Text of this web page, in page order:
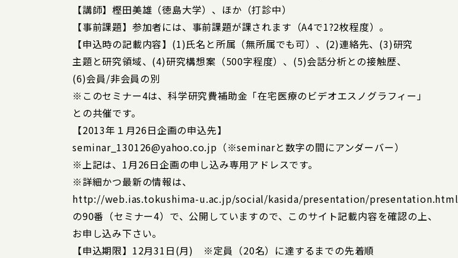
【講師】樫田美雄（徳島大学）、ほか（打診中）
【事前課題】参加者には、事前課題が課されます（A4で1?2枚程度）。
【申込時の記載内容】(1)氏名と所属（無所属でも可）、(2)連絡先、(3)研究
主題と研究領域、(4)研究構想案（500字程度）、(5)会話分析との接触歴、
(6)会員/非会員の別
※このセミナー4は、科学研究費補助金「在宅医療のビデオエスノグラフィー」
との共催です。
【2013年１月26日企画の申込先】
seminar_130126@yahoo.co.jp（※seminarと数字の間にアンダーバー）
※上記は、1月26日企画の申し込み専用アドレスです。
※詳細かつ最新の情報は、
http://web.ias.tokushima-u.ac.jp/social/kasida/presentation/presentation.html
の90番（セミナー4）で、公開していますので、このサイト記載内容を確認の上、
お申し込み下さい。
【申込期限】12月31日(月) ※定員（20名）に達するまでの先着順